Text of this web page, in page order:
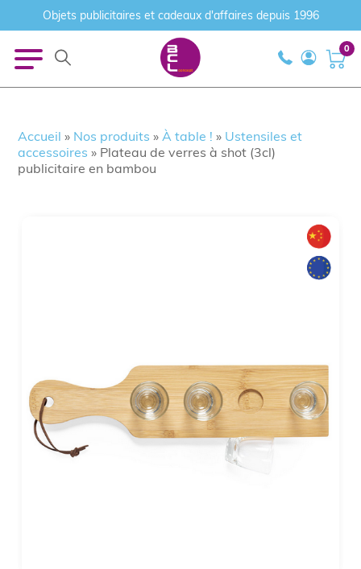
Objets publicitaires et cadeaux d'affaires depuis 1996
0
Accueil » Nos produits »À table ! » Ustensiles et
accessoires » Plateau de verres à shot (3cl)
publicitaire en bambou